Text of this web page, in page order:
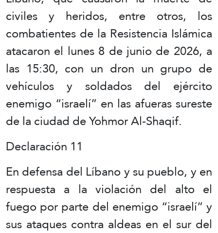
civiles y heridos, entre otros, los
combatientes de la Resistencia Islámica
atacaron el lunes 8 de junio de 2026, a
las 15:30, con un dron un grupo de
vehículos y soldados del ejército
enemigo “israelí” en las afueras sureste
de la ciudad de Yohmor Al-Shaqif.
Declaración 11
En defensa del Líbano y su pueblo, y en
respuesta a la violación del alto el
fuego por parte del enemigo “israelí” y
sus ataques contra aldeas en el sur del